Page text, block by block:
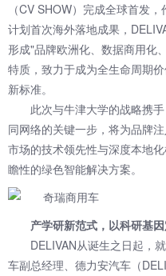
（CV SHOW）完成全球首发
计划首次海外落地成果，
形成"品牌欧洲化、数据商用化
特质，致力于成为全生命周期
新标准。
此次与牛津大学的战略携
同网络的关键一步，将为品牌
市场的技术领先性与深度本地
瞻性的绿色智能解决方案。
产学研新范式，以科研基
DELIVAN从诞生之日起，
车副总经理、德力安汽车（